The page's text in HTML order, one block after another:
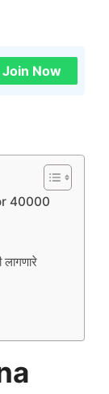
Join Now
40000